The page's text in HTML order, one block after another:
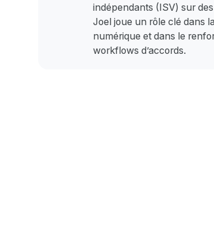
indépendants (ISV) sur
Joel joue un rôle clé dans
numérique et dans le
workflows d’accords.